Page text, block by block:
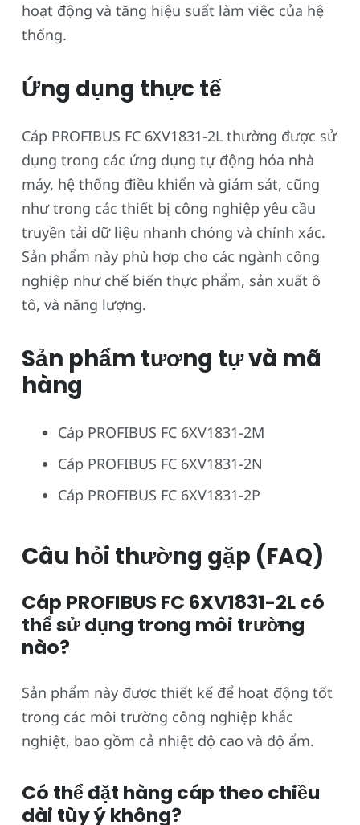
hoạt động và tăng hiệu suất làm việc của hệ
thống.
Ứng dụng thực tế
Cáp PROFIBUS FC 6XV1831-2L thường được sử
dụng trong các ứng dụng tự động hóa nhà
máy, hệ thống điều khiển và giám sát, cũng
như trong các thiết bị công nghiệp yêu cầu
truyền tải dữ liệu nhanh chóng và chính xác.
Sản phẩm này phù hợp cho các ngành công
nghiệp như chế biến thực phẩm, sản xuất ô
tô, và năng lượng.
Sản phẩm tương tự và mã
hàng
Cáp PROFIBUS FC 6XV1831-2M
Cáp PROFIBUS FC 6XV1831-2N
Cáp PROFIBUS FC 6XV1831-2P
Câu hỏi thường gặp (FAQ)
Cáp PROFIBUS FC 6XV1831-2L có
thể sử dụng trong môi trường
nào?
Sản phẩm này được thiết kế để hoạt động tốt
trong các môi trường công nghiệp khắc
nghiệt, bao gồm cả nhiệt độ cao và độ ẩm.
Có thể đặt hàng cáp theo chiều
dài tùy ý không?